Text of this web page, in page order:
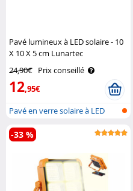
Pavé lumineux à LED solaire - 10
X 10 X 5 cm Lunartec
24,90€ Prix conseillé
12,95€
Pavé en verre solaire à LED
-33 %